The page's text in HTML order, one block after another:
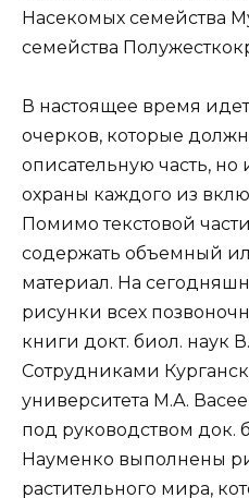
Насекомых семейства
семейства
В настоящее время
очерков, которые
описательную часть,
охраны каждого из
Помимо текстовой
содержать объемный
материал. На
рисунки всех
книги докт. биол. наук
Сотрудниками
университета М.А.
под руководством док.
Науменко выполнены
растительного мира,